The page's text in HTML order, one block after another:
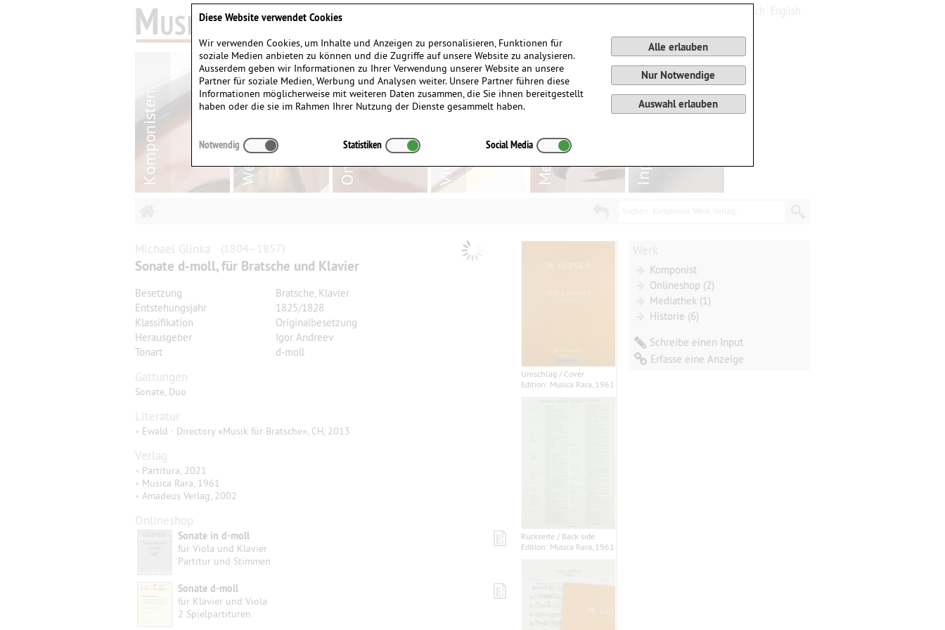
Michael Glinka (1804–1857)
Sonate d-moll, für Bratsche und Klavier
Besetzung
Bratsche, Klavier
Entstehungsjahr
1825/1828
Klassifikation
Originalbesetzung
Herausgeber
Igor Andreev
Tonart
d-moll
Gattungen
Sonate, Duo
Literatur
• Ewald · Directory «Musik für Bratsche», CH, 2013
Verlag
• Partitura, 2021
• Musica Rara, 1961
• Amadeus Verlag, 2002
Onlineshop
Sonate in d-moll
für Viola und Klavier
Partitur und Stimmen
Sonate d-moll
für Klavier und Viola
2 Spielpartituren
Umschlag / Cover
Edition: Musica Rara, 1961
Rückseite / Back side
Edition: Musica Rara, 1961
Komponist
Onlineshop (2)
Mediathek (1)
Historie (6)
Schreibe einen Input
Erfasse eine Anzeige
Diese Website verwendet Cookies
Wir verwenden Cookies, um Inhalte und Anzeigen zu personalisieren, Funktionen für
soziale Medien anbieten zu können und die Zugriffe auf unsere Website zu analysieren.
Ausserdem geben wir Informationen zu Ihrer Verwendung unserer Website an unsere
Partner für soziale Medien, Werbung und Analysen weiter. Unsere Partner führen diese
Informationen möglicherweise mit weiteren Daten zusammen, die Sie ihnen bereitgestellt
haben oder die sie im Rahmen Ihrer Nutzung der Dienste gesammelt haben.
Alle erlauben
Nur Notwendige
Auswahl erlauben
Notwendig Statistiken Social Media